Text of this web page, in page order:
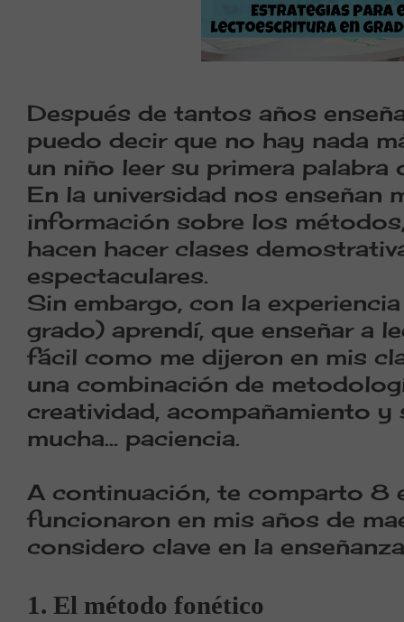
Después de tantos años
puedo decir que no hay nada
un niño leer su primera
En la universidad nos enseñan
información sobre los
hacen hacer clases
espectaculares.
Sin embargo, con la
grado) aprendí, que enseñar a
fácil como me dijeron en mis
una combinación de
creatividad, acompañamiento
mucha... paciencia.
A continuación, te comparto 8
funcionaron en mis años de
considero clave en la
1. El método fonético